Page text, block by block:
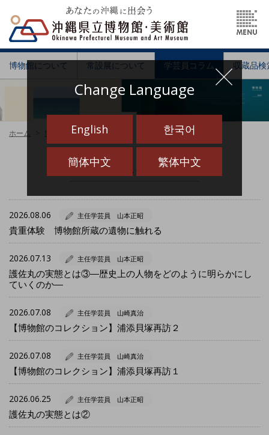
Change Language
English 한국어
簡体中文 繁体中文
博物館について 常設展について 学芸員コラム 収蔵品検
ホーム 学芸員コラム
学芸員コラム
2026.08.06 主任学芸員 山本正昭
貴重体験 博物館所蔵の遺物に触れる
2026.07.13 主任学芸員 山本正昭
護佐丸の実態とは③―歴史上の人物をどのように明らかにし
ていくのか―
2026.07.08 主任学芸員 山崎真治
【博物館のコレクション】浦添貝塚再訪２
2026.07.08 主任学芸員 山崎真治
【博物館のコレクション】浦添貝塚再訪１
2026.06.25 主任学芸員 山本正昭
護佐丸の実態とは②